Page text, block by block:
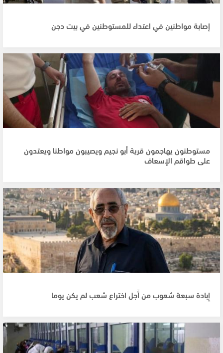
إصابة مواطنين في اعتداء للمستوطنين في بيت دجن
مستوطنون يهاجمون قرية أبو نجيم ويصيبون مواطنا ويعتدون
على طواقم الإسعاف
إِبادة سبعة شعوب من أَجل اختراع شعب لم يكن يوما